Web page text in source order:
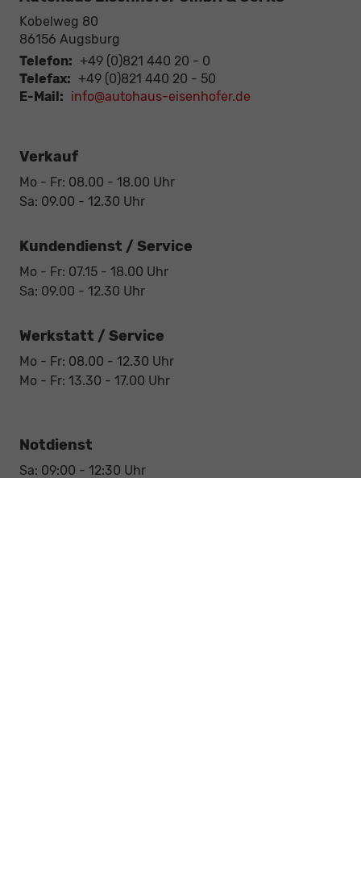
Kobelweg 80
86156 Augsburg
Telefon: +49 (0)821 440 20 - 0
Telefax: +49 (0)821 440 20 - 50
E-Mail: info@autohaus-eisenhofer.de
Verkauf
Mo - Fr: 08.00 - 18.00 Uhr
Sa: 09.00 - 12.30 Uhr
Kundendienst / Service
Mo - Fr: 07.15 - 18.00 Uhr
Sa: 09.00 - 12.30 Uhr
Werkstatt / Service
Mo - Fr: 08.00 - 12.30 Uhr
Mo - Fr: 13.30 - 17.00 Uhr
Notdienst
Sa: 09:00 - 12:30 Uhr